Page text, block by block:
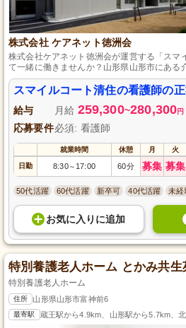
株式会社 ケアネット徳洲会
株式会社ケアネット徳洲会が運営する「スマ
て一緒に働きませんか？山形県山形市にある
社員として雇用され、地域に貢献するお仕事
ケアで利用者様の日常生活をサポートするこ
でキャリアを築きたい方、ぜひご応募くださ
スマイルコート清住の看護師の
給与 月給 259,300~280,300円
応募要件必須: 看護師
就業時間 休憩 月 火
日勤 8:30～ 17:00 60分 募集 募集
50代活躍 60代活躍 新卒可 40代活躍 未経
お気に入り に追加
特別養護老人ホーム とかみ共生
特別養護老人ホーム
住所 山形県山形市富神前6
最寄駅 蔵王駅から4.9km、山形駅から5.7km、